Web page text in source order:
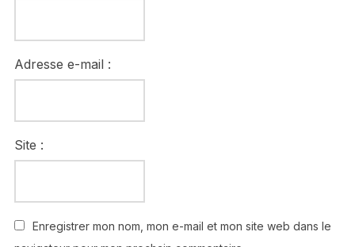
Adresse e-mail :
Site :
Enregistrer mon nom, mon e-mail et mon site web dans le